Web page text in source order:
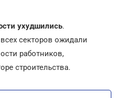
ухудшились.
секторов ожидали
работников,
строительства.